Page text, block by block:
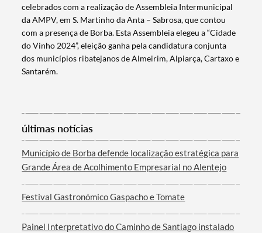
Categorias gerais
Filtros
celebrados com a realização de Assembleia Intermunicipal
da AMPV, em S. Martinho da Anta – Sabrosa, que contou
com a presença de Borba. Esta Assembleia elegeu a “Cidade
do Vinho 2024”, eleição ganha pela candidatura conjunta
dos municípios ribatejanos de Almeirim, Alpiarça, Cartaxo e
Santarém.
últimas notícias
Município de Borba defende localização estratégica para
Grande Área de Acolhimento Empresarial no Alentejo
Festival Gastronómico Gaspacho e Tomate
Painel Interpretativo do Caminho de Santiago instalado